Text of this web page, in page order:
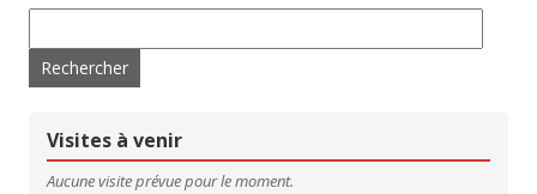
Visites à venir
Aucune visite prévue pour le moment.